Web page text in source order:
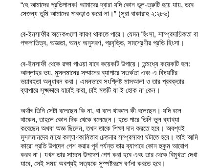
“হে আমাদের প্রতিপালক! আমাদের দ্বারা যদি কোন ভুল-ত্রুটি হয়ে যায়, তবে
সেজন্য তুমি আমাদের পাকড়াও করো না।” (সূরা বাকারাহ ২:২৮৬)
বে-ইনসাফীর অনেকগুলো কারণ থাকতে পারে। যেমন হিংসা, সাম্প্রদায়িকতা বা
পক্ষপাতিত্ব, অজ্ঞতা, অন্ধ অনুসরণ, প্রবৃত্তি, সমশ্রেণীর প্রতি হিংসা।
বে-ইনসাফী থেকে রক্ষা পাওয়া যাবে কয়েকটি উপায়ে। তন্মধ্যে কয়েকটি হল:
আল্লাহর ভয়, মুসলমানের সম্মানের ব্যাপারে সতর্কতা এবং এ বিষয়টির
ভয়াবহতা অনুধাবন করা। এমনভাবে সংশ্লিষ্ট মাসআলা ও তার প্রবক্তার
ব্যাপারে সূক্ষ্মভাবে যাচাই করা, চাই মতটি যা ই হোক না কেন।
অর্থাৎ তিনি সেটা বলেছেন কি না, বা বলে থাকলে কী বলেছেন। যদি বলে
থাকেন, তাহলে কোন দিক থেকে বলেছেন। হতে পারে তিনি ভুল ব্যাখ্যা
করেছেন অথবা অজ্ঞ ছিলেন, তখন তাকে শিক্ষা দান করতে হবে। অবশ্যই
মুসলমানদের মাঝে কল্যাণকামিতার চেতনার সম্প্রসারণ ঘটাতে হবে। তাই আমি
কারো প্রতি উপদেশ পেশ করার পূর্ব পর্যন্ত তার ব্যাপারে কোন হুকুম আরোপ
করব না। যখন তার সামনে উপদেশ পেশ করা হবে এবং তার থেকে বিমুখতা দেখা
যাবে, সেই সময় অবশ্যই সত্যকে সুস্পষ্টরূপে বর্ণনা করতে হবে।